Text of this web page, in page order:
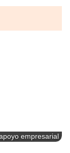
empresarial